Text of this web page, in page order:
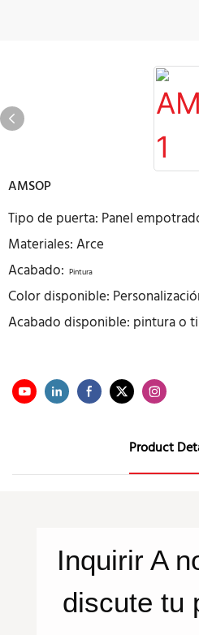
AMSOP
Tipo de puerta: Panel
Materiales: Arce
Acabado: Pintura
Color disponible:
Acabado disponible: pintura o
Product
Inquirir A
discute tu